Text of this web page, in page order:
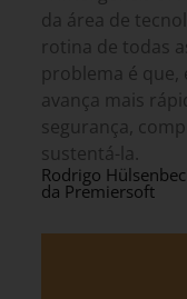
da área de
rotina de todas
problema é que,
avança mais
segurança,
sustentá-la.
Rodrigo
da Premiersoft